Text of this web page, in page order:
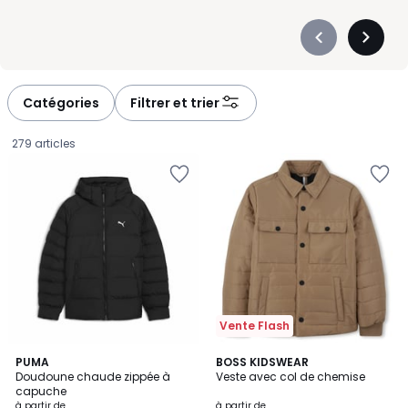
Précédent
Catégories Filtrer et trier
279 articles
PUMA
Doudoune chaude zippée à
capuche
2
Couleurs
Vente Flash
BOSS KIDSWEAR
Veste avec col de chemise